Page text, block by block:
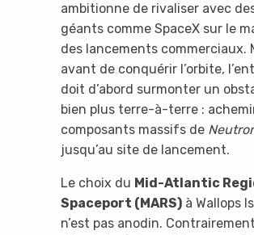
ambitionne de rivaliser avec
géants comme SpaceX sur le
des lancements commerciaux.
avant de conquérir l’orbite,
doit d’abord surmonter un
bien plus terre-à-terre :
composants massifs de
jusqu’au site de lancement.
Le choix du Mid-Atlantic
Spaceport (MARS)à Wallops
n’est pas anodin.